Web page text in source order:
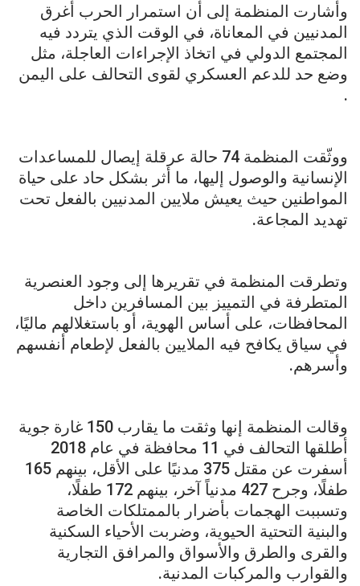
وأشارت المنظمة إلى أن استمرار الحرب أغرق
المدنيين في المعاناة، في الوقت الذي يتردد فيه
المجتمع الدولي في اتخاذ الإجراءات العاجلة، مثل
وضع حد للدعم العسكري لقوى التحالف على اليمن
.
ووثّقت المنظمة 74 حالة عرقلة إيصال للمساعدات
الإنسانية والوصول إليها، ما أثر بشكل حاد على حياة
المواطنين حيث يعيش ملايين المدنيين بالفعل تحت
تهديد المجاعة.
وتطرقت المنظمة في تقريرها إلى وجود العنصرية
المتطرفة في التمييز بين المسافرين داخل
المحافظات، على أساس الهوية، أو باستغلالهم ماليًا،
في سياق يكافح فيه الملايين بالفعل لإطعام أنفسهم
وأسرهم.
وقالت المنظمة إنها وثقت ما يقارب 150 غارة جوية
أطلقها التحالف في 11 محافظة في عام 2018
أسفرت عن مقتل 375 مدنيًا على الأقل، بينهم 165
طفلًا، وجرح 427 مدنياً آخر، بينهم 172 طفلًا،
وتسببت الهجمات بأضرار بالممتلكات الخاصة
والبنية التحتية الحيوية، وضربت الأحياء السكنية
والقرى والطرق والأسواق والمرافق التجارية
والقوارب والمركبات المدنية.